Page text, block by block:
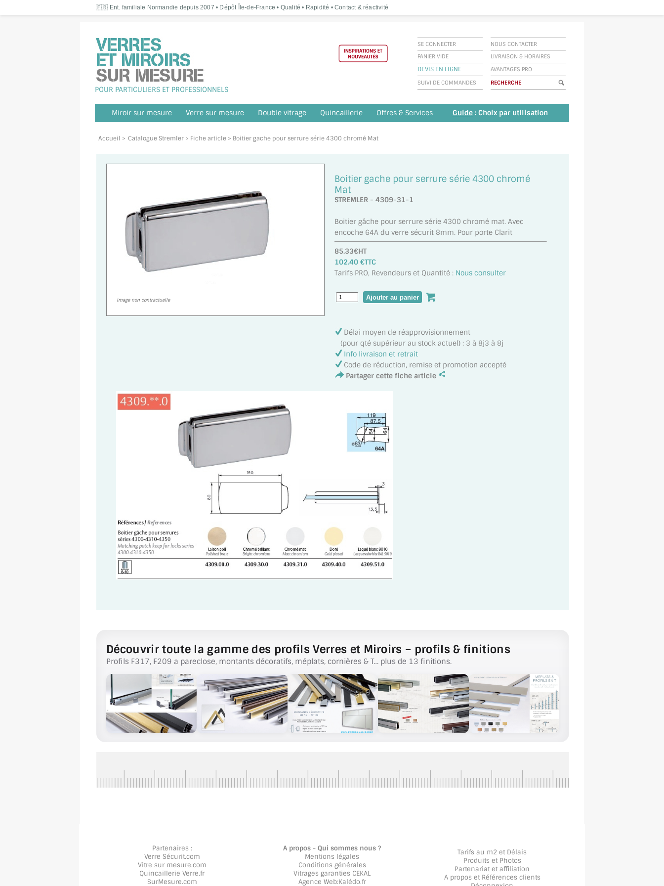
🇫🇷 Ent. familiale Normandie depuis 2007 • Dépôt Île-de-France • Qualité • Rapidité • Contact & réactivité
POUR PARTICULIERS ET PROFESSIONNELS
SE CONNECTER
NOUS CONTACTER
PANIER VIDE
LIVRAISON & HORAIRES
DEVIS EN LIGNE
AVANTAGES PRO
SUIVI DE COMMANDES
Miroir sur mesure Verre sur mesure Double vitrage Quincaillerie Offres & Services Guide : Choix par utilisation
Accueil > Catalogue Stremler > Fiche article > Boitier gache pour serrure série 4300 chromé Mat
Image non contractuelle
Boitier gache pour serrure série 4300 chromé
Mat
STREMLER - 4309-31-1
Boitier gâche pour serrure série 4300 chromé mat. Avec
encoche 64A du verre sécurit 8mm. Pour porte Clarit
85.33€HT
102.40 €TTC
Tarifs PRO, Revendeurs et Quantité : Nous consulter
Délai moyen de réapprovisionnement
(pour qté supérieur au stock actuel) : 3 à 8j3 à 8j
Info livraison et retrait
Code de réduction, remise et promotion accepté
Partager cette fiche article
Découvrir toute la gamme des profils Verres et Miroirs – profils & finitions
Profils F317, F209 a pareclose, montants décoratifs, méplats, cornières & T… plus de 13 finitions.
Partenaires :
Verre Sécurit.com
Vitre sur mesure.com
Quincaillerie Verre.fr
SurMesure.com
A propos - Qui sommes nous ?
Mentions légales
Conditions générales
Vitrages garanties CEKAL
Agence Web:Kalédo.fr
Tarifs au m2 et Délais
Produits et Photos
Partenariat et affiliation
A propos et Références clients